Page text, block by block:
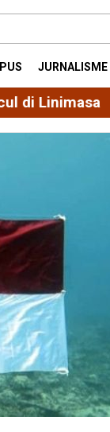
JURNALISME
Cumi-cumi,